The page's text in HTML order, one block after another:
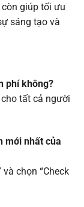
giúp tối ưu
sáng tạo và
phí không?
tất cả người
mới nhất của
và chọn “Check